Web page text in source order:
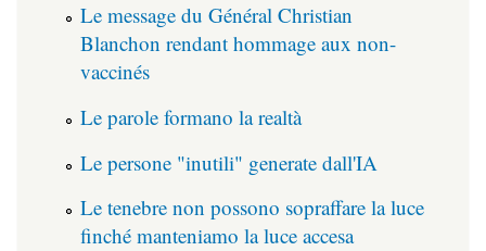
Le message du Général Christian
Blanchon rendant hommage aux non-
vaccinés
Le parole formano la realtà
Le persone "inutili" generate dall'IA
Le tenebre non possono sopraffare la luce
finché manteniamo la luce accesa